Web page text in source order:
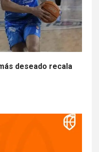
deseado recala